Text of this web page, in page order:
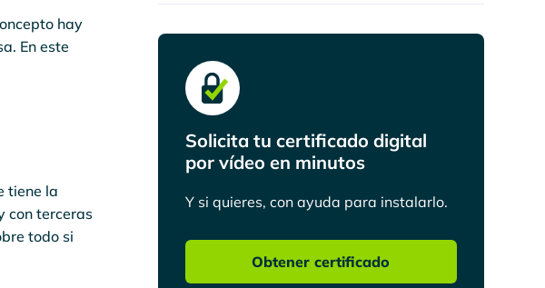
hay
En este
tiene la
con terceras
todo si
Solicita tu certificado digital
por vídeo en minutos
Y si quieres, con ayuda para instalarlo.
Obtener certificado